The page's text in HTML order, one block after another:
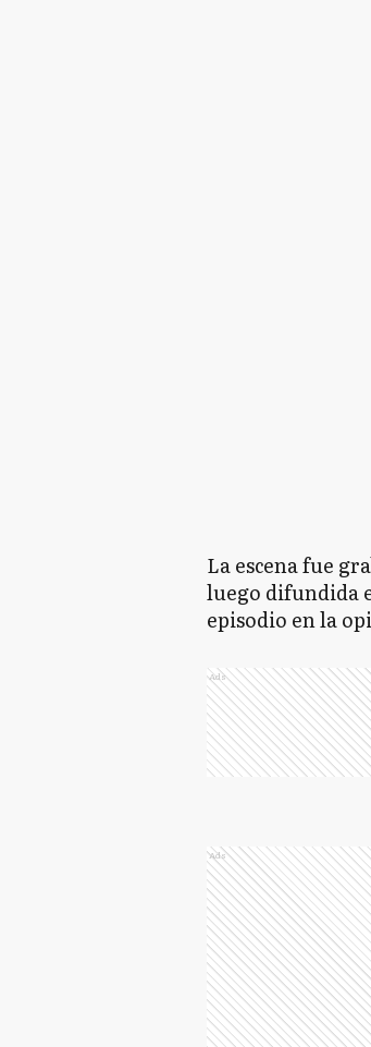
La escena fue
luego difundida
episodio en la
Ads
Ads